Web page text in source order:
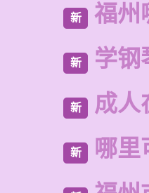
新 福州
新 学钢
新 成人
新 哪里